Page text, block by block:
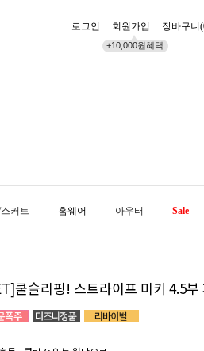
로그인 회원가입
+10,000원혜택
장바구니(
커트 홈웨어 아우터 Sale
쿨슬리핑! 스트라이프 미키 4.5부